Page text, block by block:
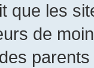
que les
de
des parents